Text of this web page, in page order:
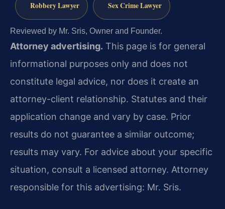
Robbery Lawyer Sex Crime Lawyer
Reviewed by Mr. Sris, Owner and Founder.
Attorney advertising. This page is for general
informational purposes only and does not
constitute legal advice, nor does it create an
attorney-client relationship. Statutes and their
application change and vary by case. Prior
results do not guarantee a similar outcome;
results may vary. For advice about your specific
situation, consult a licensed attorney. Attorney
responsible for this advertising: Mr. Sris.